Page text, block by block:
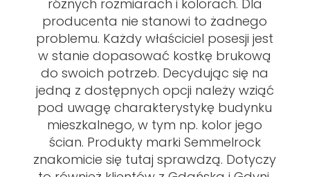
różnych rozmiarach i kolorach. Dla
producenta nie stanowi to żadnego
problemu. Każdy właściciel posesji jest
w stanie dopasować kostkę brukową
do swoich potrzeb. Decydując się na
jedną z dostępnych opcji należy wziąć
pod uwagę charakterystykę budynku
mieszkalnego, w tym np. kolor jego
ścian. Produkty marki Semmelrock
znakomicie się tutaj sprawdzą. Dotyczy